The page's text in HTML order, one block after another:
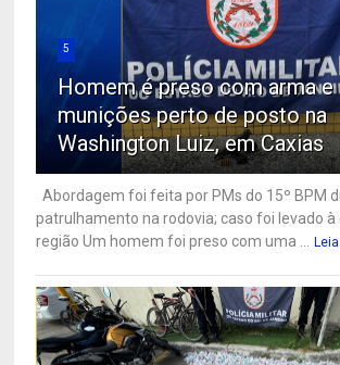
5
Homem é preso com arma e
munições perto de posto na
Washington Luiz, em Caxias
Abordagem foi feita por PMs do 15º BPM
patrulhamento na rodovia; caso foi levado à
região Um homem foi preso com uma ...